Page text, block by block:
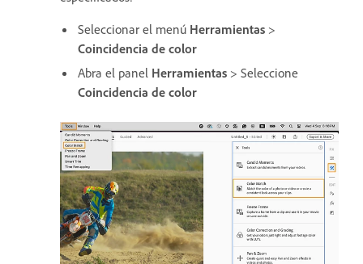
Seleccionar el menú Herramientas >
Coincidencia de color
Abra el panel Herramientas > Seleccione
Coincidencia de color